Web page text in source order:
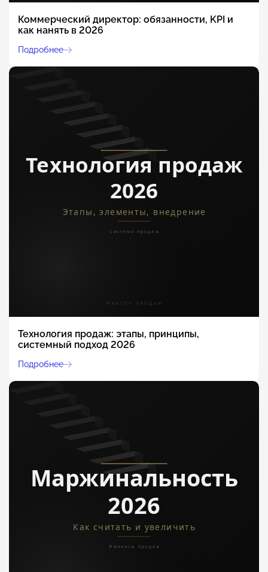
Коммерческий директор: обязанности, KPI и
как нанять в 2026
Подробнее
Технология продаж: этапы, принципы,
системный подход 2026
Подробнее